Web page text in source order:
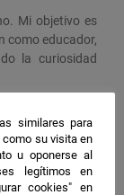
Mi objetivo es
como educador,
la curiosidad
similares para
su visita en
u oponerse al
legítimos en
cookies" en